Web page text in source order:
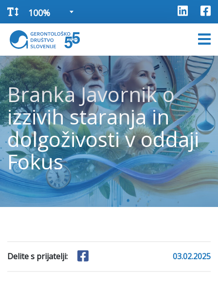
100%
Branka Javornik o
izzivih staranja in
dolgoživosti v oddaji
Fokus
Delite s prijatelji: 03.02.2025